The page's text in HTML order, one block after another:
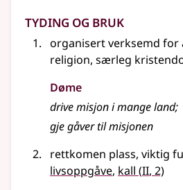
Tyding og bruk
organisert verksemd for
religion, særleg
Døme
drive misjon i mange land;
gje gåver til misjonen
rettkomen plass, viktig
livsoppgåve, kall (2
II, 2)